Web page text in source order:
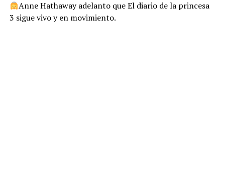
Anne Hathaway adelanto que El diario de la princesa
3 sigue vivo y en movimiento.